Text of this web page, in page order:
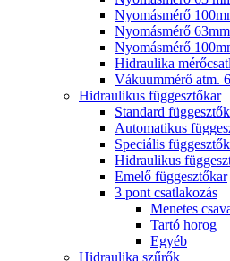
Nyomásmérő
Nyomásmérő
Nyomásmérő
Hidraulika
Vákuummérő atm.
Hidraulikus függesztőkar
Standard
Automatikus
Speciális
Hidraulikus
Emelő függesztőkar
3 pont csatlakozás
Menetes
Tartó horog
Egyéb
Hidraulika szűrők